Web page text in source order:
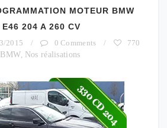
MOTEUR BMW
E46 204 A 260 CV
2015 / 0 Comments /
770
BMW, Nos réalisations